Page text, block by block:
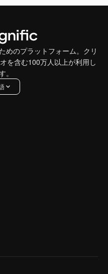
めのプラットフォーム。クリ
を含む100万人以上が利用し
。